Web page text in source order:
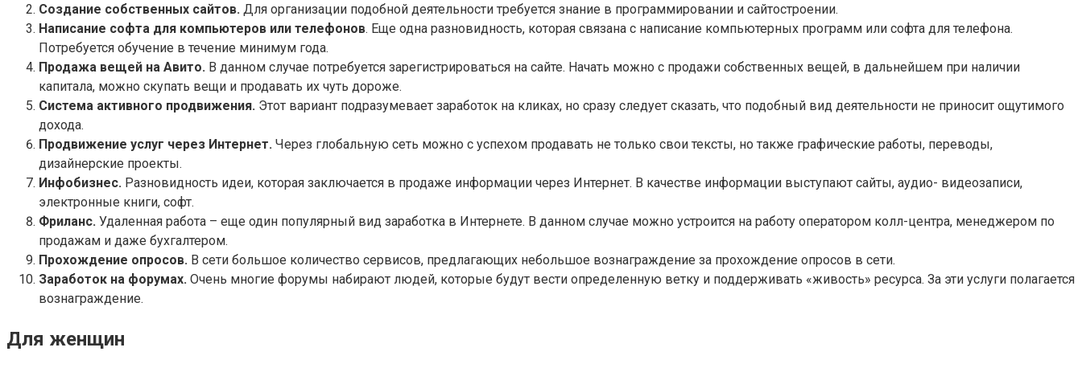
Создание собственных сайтов. Для организации подобной деятельности требуется знание в программировании и сайтостроении.
Написание софта для компьютеров или телефонов. Еще одна разновидность, которая связана с написание компьютерных программ или софта для телефона.
Потребуется обучение в течение минимум года.
Продажа вещей на Авито. В данном случае потребуется зарегистрироваться на сайте. Начать можно с продажи собственных вещей, в дальнейшем при наличии
капитала, можно скупать вещи и продавать их чуть дороже.
Система активного продвижения. Этот вариант подразумевает заработок на кликах, но сразу следует сказать, что подобный вид деятельности не приносит ощутимого
дохода.
Продвижение услуг через Интернет. Через глобальную сеть можно с успехом продавать не только свои тексты, но также графические работы, переводы,
дизайнерские проекты.
Инфобизнес. Разновидность идеи, которая заключается в продаже информации через Интернет. В качестве информации выступают сайты, аудио- видеозаписи,
электронные книги, софт.
Фриланс. Удаленная работа – еще один популярный вид заработка в Интернете. В данном случае можно устроится на работу оператором колл-центра, менеджером по
продажам и даже бухгалтером.
Прохождение опросов. В сети большое количество сервисов, предлагающих небольшое вознаграждение за прохождение опросов в сети.
Заработок на форумах. Очень многие форумы набирают людей, которые будут вести определенную ветку и поддерживать «живость» ресурса. За эти услуги полагается
вознаграждение.
Для женщин